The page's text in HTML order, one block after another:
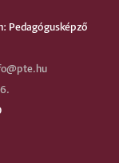
Pedagógusképző